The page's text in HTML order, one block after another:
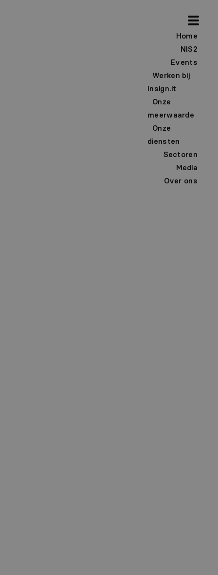
Home
NIS2
Events
Werken bij
Insign.it
Onze
meerwaarde
Onze
diensten
Sectoren
Media
Over ons